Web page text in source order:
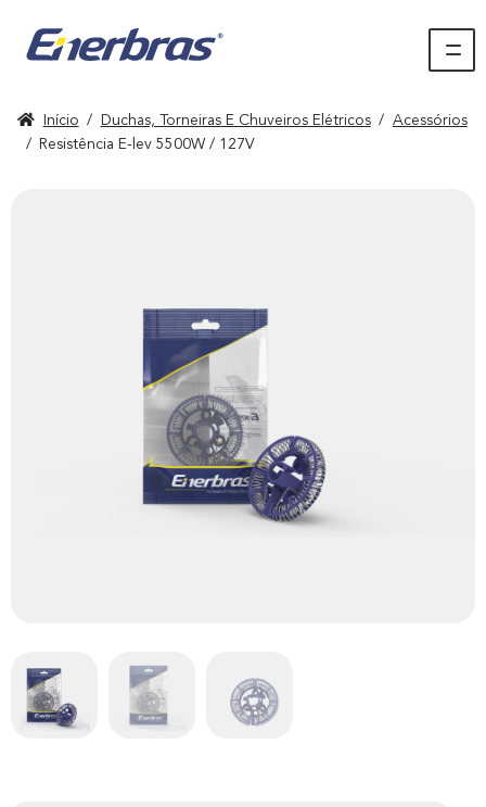
Início / Duchas, Torneiras E Chuveiros Elétricos / Acessórios
/
Resistência E-lev 5500W / 127V